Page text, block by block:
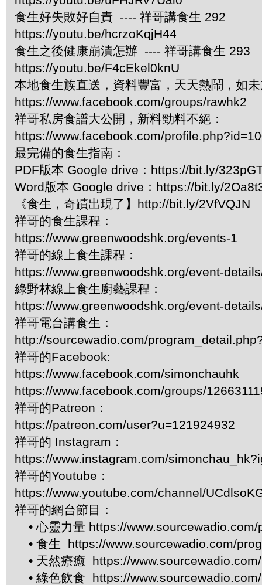
食生好失敗好自責 ---- 祥哥講食生 292
https://youtu.be/hcrzoKqjH44
食生之後健康崩潰怎辦 ---- 祥哥講食生 293
https://youtu.be/F4cEkel0knU
本地食生族直送，資料豐富，天天熱鬧，如
https://www.facebook.com/groups/rawhk2
祥哥私房食譜大公開，新料勁料不絕：
https://www.facebook.com/
最完備的食生指南：
PDF版本 Google drive：https://bit.ly/
Word版本 Google drive：https://bit.ly/
《食生，奇蹟出現了】http://bit.ly/2VfVQJN
祥哥的食生課程：
https://www.greenwoodshk.org/events-1
祥哥的線上食生課程：
https://www.greenwoodshk.org/event-
綠野林線上食生廚藝課程：
https://www.greenwoodshk.org/event-
祥哥電台講食生：
http://sourcewadio.com/
祥哥的Facebook:
https://www.facebook.com/simonchauhk
https://www.facebook.com/groups/
祥哥的Patreon：
https://patreon.com/user?u=121924932
祥哥的 Instagram：
https://www.instagram.com/
祥哥的Youtube：
https://www.youtube.com/channel/
祥哥的網台節目：
• 心靈力量 https://
• 食生 https://www.sourcewadio.com/
• 天然療癒 https://
• 綠色飲食 https://